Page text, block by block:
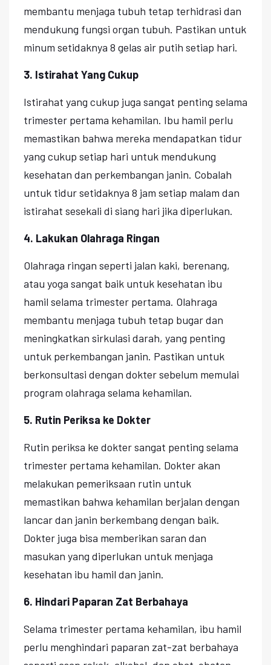
membantu menjaga tubuh tetap terhidrasi dan
mendukung fungsi organ tubuh. Pastikan untuk
minum setidaknya 8 gelas air putih setiap hari.
3. Istirahat Yang Cukup
Istirahat yang cukup juga sangat penting selama
trimester pertama kehamilan. Ibu hamil perlu
memastikan bahwa mereka mendapatkan tidur
yang cukup setiap hari untuk mendukung
kesehatan dan perkembangan janin. Cobalah
untuk tidur setidaknya 8 jam setiap malam dan
istirahat sesekali di siang hari jika diperlukan.
4. Lakukan Olahraga Ringan
Olahraga ringan seperti jalan kaki, berenang,
atau yoga sangat baik untuk kesehatan ibu
hamil selama trimester pertama. Olahraga
membantu menjaga tubuh tetap bugar dan
meningkatkan sirkulasi darah, yang penting
untuk perkembangan janin. Pastikan untuk
berkonsultasi dengan dokter sebelum memulai
program olahraga selama kehamilan.
5. Rutin Periksa ke Dokter
Rutin periksa ke dokter sangat penting selama
trimester pertama kehamilan. Dokter akan
melakukan pemeriksaan rutin untuk
memastikan bahwa kehamilan berjalan dengan
lancar dan janin berkembang dengan baik.
Dokter juga bisa memberikan saran dan
masukan yang diperlukan untuk menjaga
kesehatan ibu hamil dan janin.
6. Hindari Paparan Zat Berbahaya
Selama trimester pertama kehamilan, ibu hamil
perlu menghindari paparan zat-zat berbahaya